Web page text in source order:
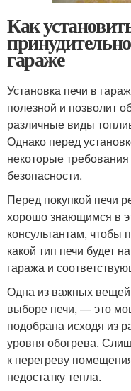
Как
гараже
Установка печи в
полезной и позволит
различные виды
Однако перед
некоторые
безопасности.
Перед покупкой печи
хорошо знающимся в
консультантам, чтобы
какой тип печи будет
гаража и
Одна из важных вещей,
выборе печи, — это
подобрана исходя из
уровня обогрева.
к перегреву
недостатку тепла.